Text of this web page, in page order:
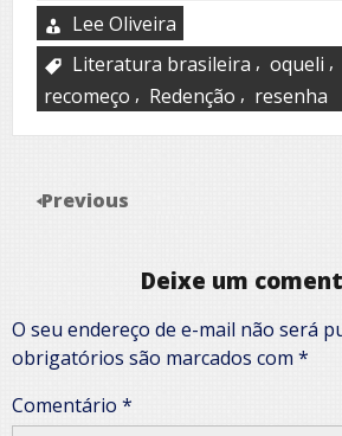
Lee Oliveira
Literatura brasileira , oqueli ,
recomeço , Redenção , resenha
Previous
Deixe um
O seu endereço de e-mail não será
obrigatórios são marcados com *
Comentário *